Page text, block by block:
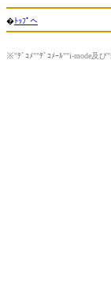
�ﾄｯﾌﾟへ
※"ﾃﾞｺﾒ""ﾃﾞｺﾒｰﾙ""i-mode及び